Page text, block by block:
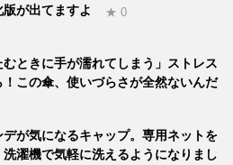
が出てますよ
★ 0
むときに手が濡れてしまう」ストレス
！この傘、使いづらさが全然ないんだ
デが気になるキャップ。専用ネットを
洗濯機で気軽に洗えるようになりまし